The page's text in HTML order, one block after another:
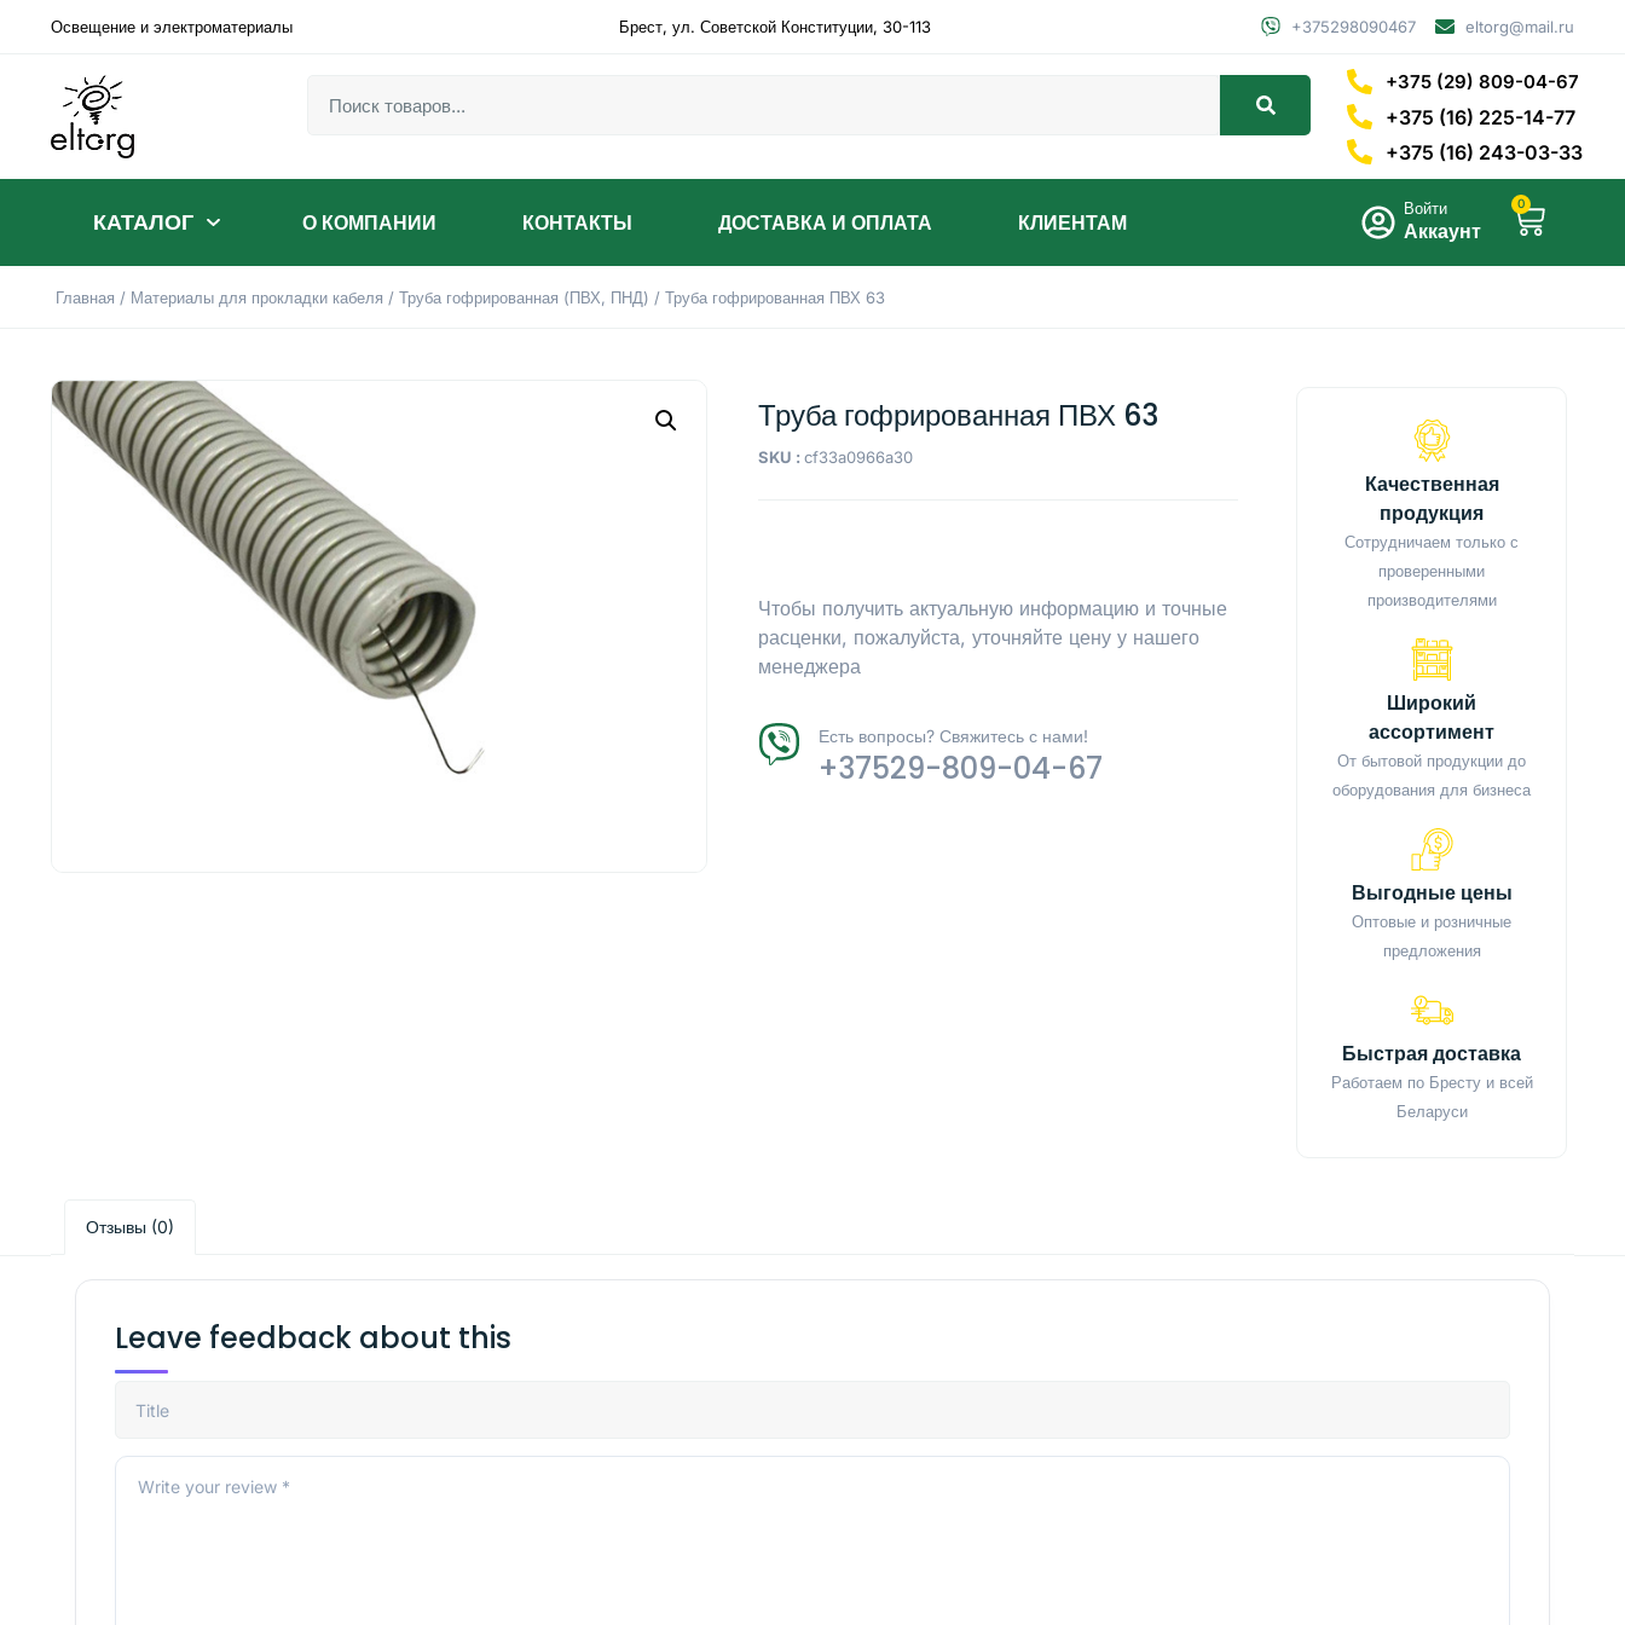
Освещение и электроматериалы Брест, ул. Советской Конституции, 30-113 +375298090467 eltorg@mail.ru
+375 (29) 809-04-67
+375 (16) 225-14-77
+375 (16) 243-03-33
КАТАЛОГ О КОМПАНИИ КОНТАКТЫ ДОСТАВКА И ОПЛАТА КЛИЕНТАМ
Войти
Аккаунт
0
Главная / Материалы для прокладки кабеля / Труба гофрированная (ПВХ, ПНД) / Труба гофрированная ПВХ 63
Труба гофрированная ПВХ 63
SKU :cf33a0966a30
Чтобы получить актуальную информацию и точные
расценки, пожалуйста, уточняйте цену у нашего
менеджера
Есть вопросы? Свяжитесь с нами!
+37529-809-04-67
Качественная
продукция
Сотрудничаем только с
проверенными
производителями
Широкий
ассортимент
От бытовой продукции до
оборудования для бизнеса
Выгодные цены
Оптовые и розничные
предложения
Быстрая доставка
Работаем по Бресту и всей
Беларуси
Отзывы (0)
Leave feedback about this